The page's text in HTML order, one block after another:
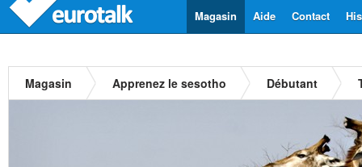
Contact
Aide
Magasin
Magasin Apprenez le sesotho Débutant